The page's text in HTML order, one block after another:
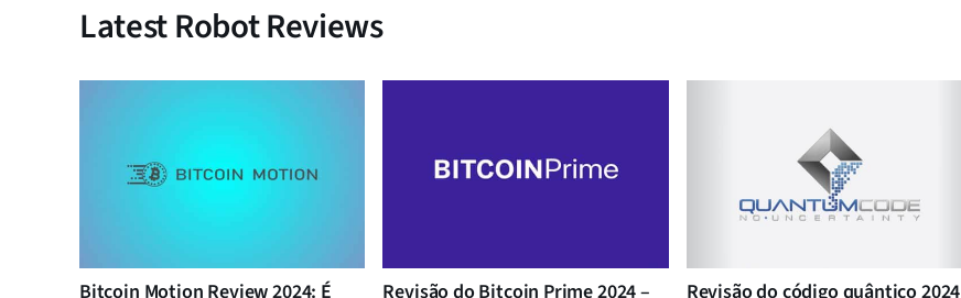
Latest Robot Reviews
Bitcoin Motion Review 2024: É
Revisão do Bitcoin Prime 2024 –
Revisão do código quântico 2024